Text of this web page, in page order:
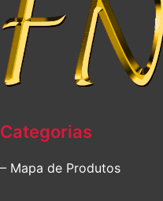
Categorias
– Mapa de Produtos